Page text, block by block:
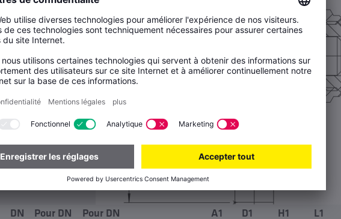
PN 16
max. 90
DN Pour DN
Pour DN
A1
D1
H1
L1